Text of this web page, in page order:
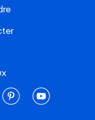
pinterestyoutube